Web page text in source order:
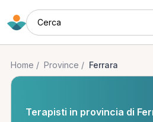
Cerca
Home / Province / Ferrara
Terapisti in provincia di